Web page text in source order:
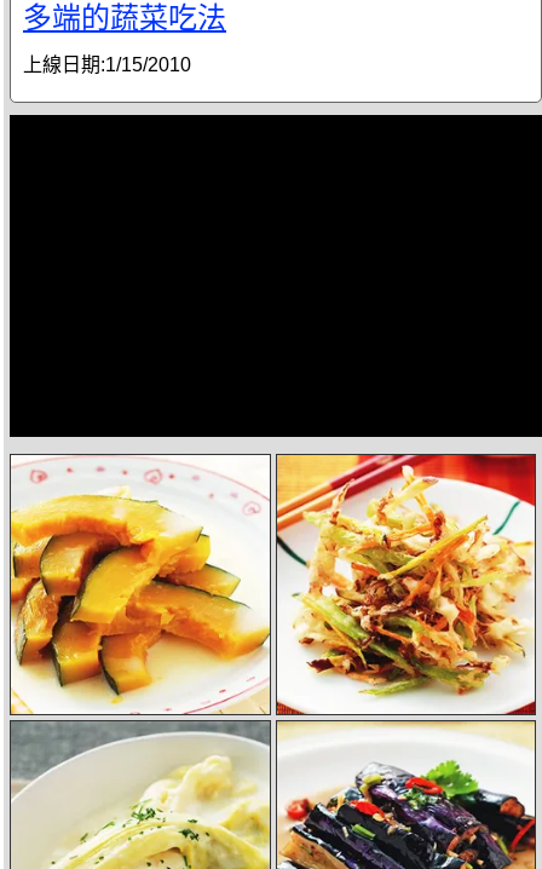
多端的蔬菜吃法
上線日期:1/15/2010